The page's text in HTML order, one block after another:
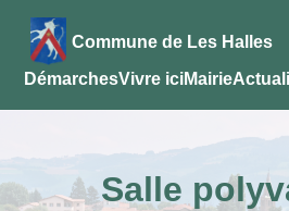
Commune de Les Halles
DémarchesVivre iciMairie
Salle